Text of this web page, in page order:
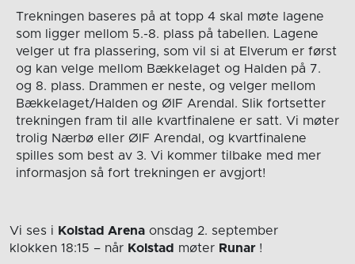
Trekningen baseres på at topp 4 skal møte lagene
som ligger mellom 5.-8. plass på tabellen. Lagene
velger ut fra plassering, som vil si at Elverum er først
og kan velge mellom Bækkelaget og Halden på 7.
og 8. plass. Drammen er neste, og velger mellom
Bækkelaget/Halden og ØIF Arendal. Slik fortsetter
trekningen fram til alle kvartfinalene er satt. Vi møter
trolig Nærbø eller ØIF Arendal, og kvartfinalene
spilles som best av 3. Vi kommer tilbake med mer
informasjon så fort trekningen er avgjort!
Vi ses i Kolstad Arena onsdag 2. september
klokken 18:15 – når Kolstad møter Runar !